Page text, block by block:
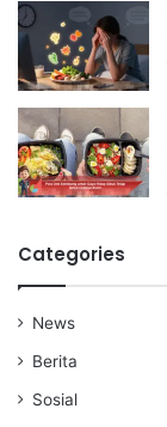
Categories
News
Berita
Sosial